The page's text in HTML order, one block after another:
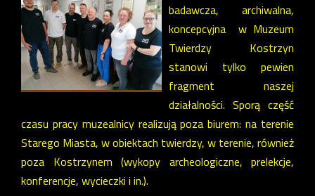
badawcza, archiwalna,
koncepcyjna w Muzeum
Twierdzy Kostrzyn
stanowi tylko pewien
fragment naszej
działalności. Sporą część
czasu pracy muzealnicy realizują poza biurem: na terenie
Starego Miasta, w obiektach twierdzy, w terenie, również
poza Kostrzynem (wykopy archeologiczne, prelekcje,
konferencje, wycieczki i in.).